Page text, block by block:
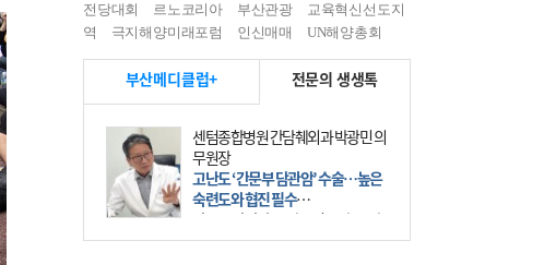
전당대회
르노코리아 부산관광
교육혁신선도지
역
극지해양미래포럼 인신매매 UN해양총회
부산메디클럽+ 전문의 생생톡
센텀종합병원 간담췌외과 박광민 의
무원장
고난도 ‘간문부 담관암’ 수술…높은
숙련도와 협진 필수
간문부 담관암(클라츠킨 종양)은 좌
우 간에서 나오는, 담관(담즙 배출 경